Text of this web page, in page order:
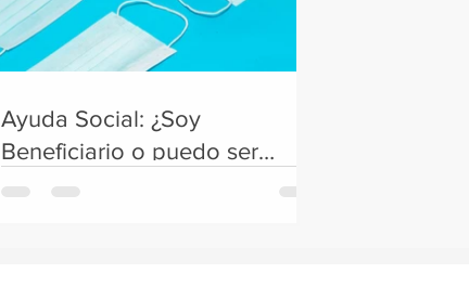
Ayuda Social: ¿Soy
Beneficiario o puedo ser